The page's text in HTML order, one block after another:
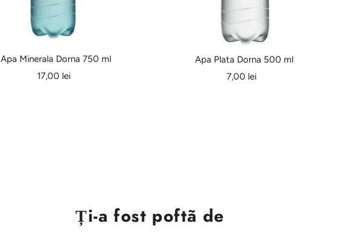
Apa Minerala Dorna 750 ml
17,00 lei
Apa Plata Dorna 500 ml
7,00 lei
Ți-a fost poftã de